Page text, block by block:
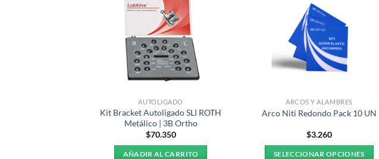
AUTOLIGADO
Kit Bracket Autoligado SLI ROTH
Metálico | 3B Ortho
$70.350
AÑADIR AL CARRITO
ARCOS Y ALAMBRES
Arco Niti Redondo Pack 10 UN
$3.260
SELECCIONAR OPCIONES